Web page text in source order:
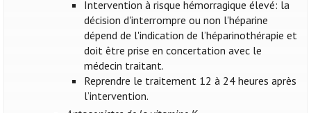
Intervention à risque hémorragique élevé: la
décision d'interrompre ou non l'héparine
dépend de l'indication de l’héparinothérapie et
doit être prise en concertation avec le
médecin traitant.
Reprendre le traitement 12 à 24 heures après
l’intervention.